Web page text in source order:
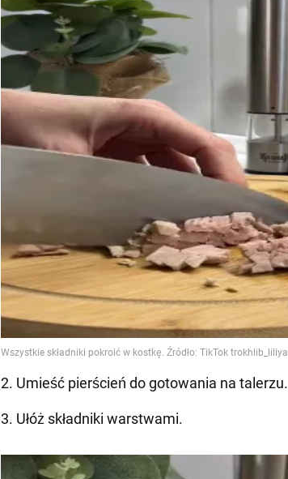
2. Umieść pierścień do gotowania na talerzu.
3. Ułóż składniki warstwami.